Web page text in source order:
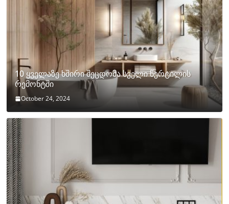
10 ყველაზე ხშირი შეცდომა სველი წერტილის
რემონტში
October 24, 2024